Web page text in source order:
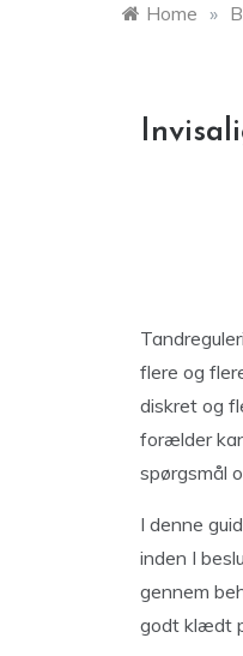
Home »
flere og
diskret og
forælder
spørgsmål
I denne
inden I
gennem
godt klædt